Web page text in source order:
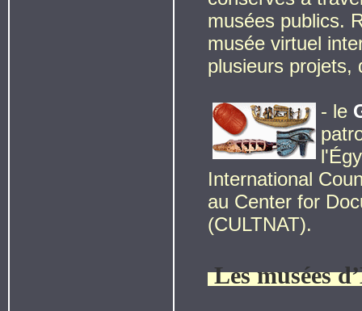
musées publics.
musée virtuel
plusieurs projets,
- le
International
au Center for
(CULTNAT).
Les musées